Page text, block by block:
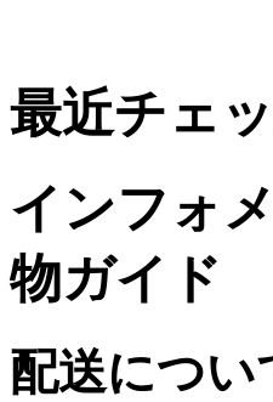
最近チェ
インフォ
物ガイド
配送につい